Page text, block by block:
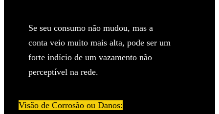
Se seu consumo não mudou, mas a
conta veio muito mais alta, pode ser um
forte indício de um vazamento não
perceptível na rede.
Visão de Corrosão ou Danos: